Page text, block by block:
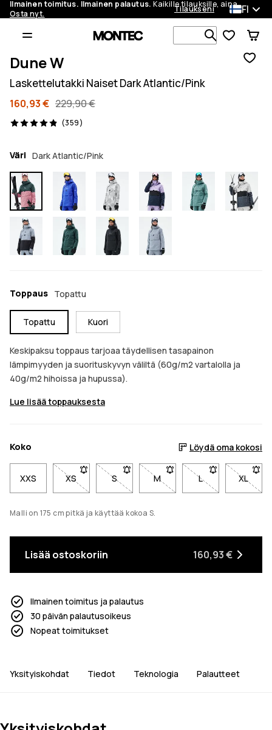
Ilmainen toimitus. Ilmainen palautus. Kaikille tilauksille, aina.
Osta nyt.
Tilaukseni FI
Etsi 1 000+
Dune W
Laskettelutakki Naiset Dark Atlantic/Pink
160,93 € 229,90 €
(359)
359 arvostelut, 4.9/5
Väri Dark Atlantic/Pink
Toppaus Topattu
Topattu Kuori
Keskipaksu toppaus tarjoaa täydellisen tasapainon
lämpimyyden ja suorituskyvyn väliltä (60g/m2 vartalolla ja
40g/m2 hihoissa ja hupussa).
Lue lisää toppauksesta
Koko Löydä oma kokosi
XXS XS- Koko XS ei ole saatavilla. Napsauta saadaksesi
S- Koko S ei ole saatavilla. Napsauta
M- Koko M ei ole saatavilla.
L- Koko L ei ole
XL- Koko
Malli on 175 cm pitkä ja käyttää kokoa S.
Lisää ostoskoriin 160,93 €
Ilmainen toimitus ja palautus
30 päivän palautusoikeus
Nopeat toimitukset
Yksityiskohdat Tiedot Teknologia Palautteet